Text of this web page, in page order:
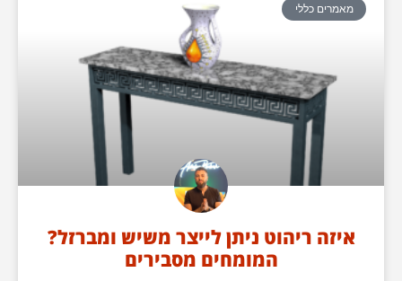
מאמרים כללי
איזה ריהוט ניתן לייצר משיש ומברזל?
המומחים מסבירים